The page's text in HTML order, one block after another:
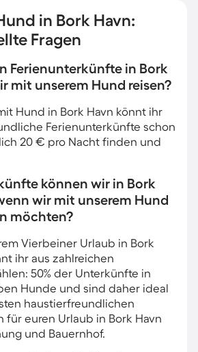
in Bork Havn:
Fragen
Ferienunterkünfte in Bork
mit unserem Hund reisen?
Hund in Bork Havn könnt ihr
Ferienunterkünfte schon
20 € pro Nacht finden und
können wir in Bork
wir mit unserem Hund
möchten?
Vierbeiner Urlaub in Bork
ihr aus zahlreichen
50% der Unterkünfte in
Hunde und sind daher ideal
haustierfreundlichen
für euren Urlaub in Bork Havn
und Bauernhof.